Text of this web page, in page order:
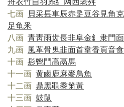
七画 貝采镸車辰赤辵豆谷見角克
足龟釆
八画 青靑雨齿長非阜金釒 隶門靣
九画 風革骨鬼韭面首韋香頁音食
十画 髟鬯鬥高鬲馬
十一画 黄鹵鹿麻麥鳥魚
十二画 鼎黑黽黍黹黃
十三画 鼓鼠